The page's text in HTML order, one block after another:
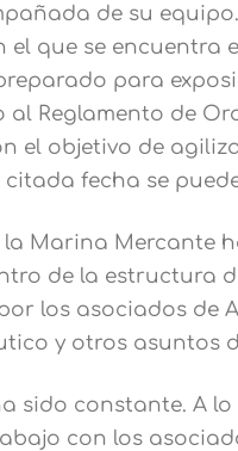
de su
el que se encuentra
para
al Reglamento de
el objetivo de
citada fecha se
Marina Mercante
de la estructura
los asociados de
y otros asuntos
sido constante. A
con los